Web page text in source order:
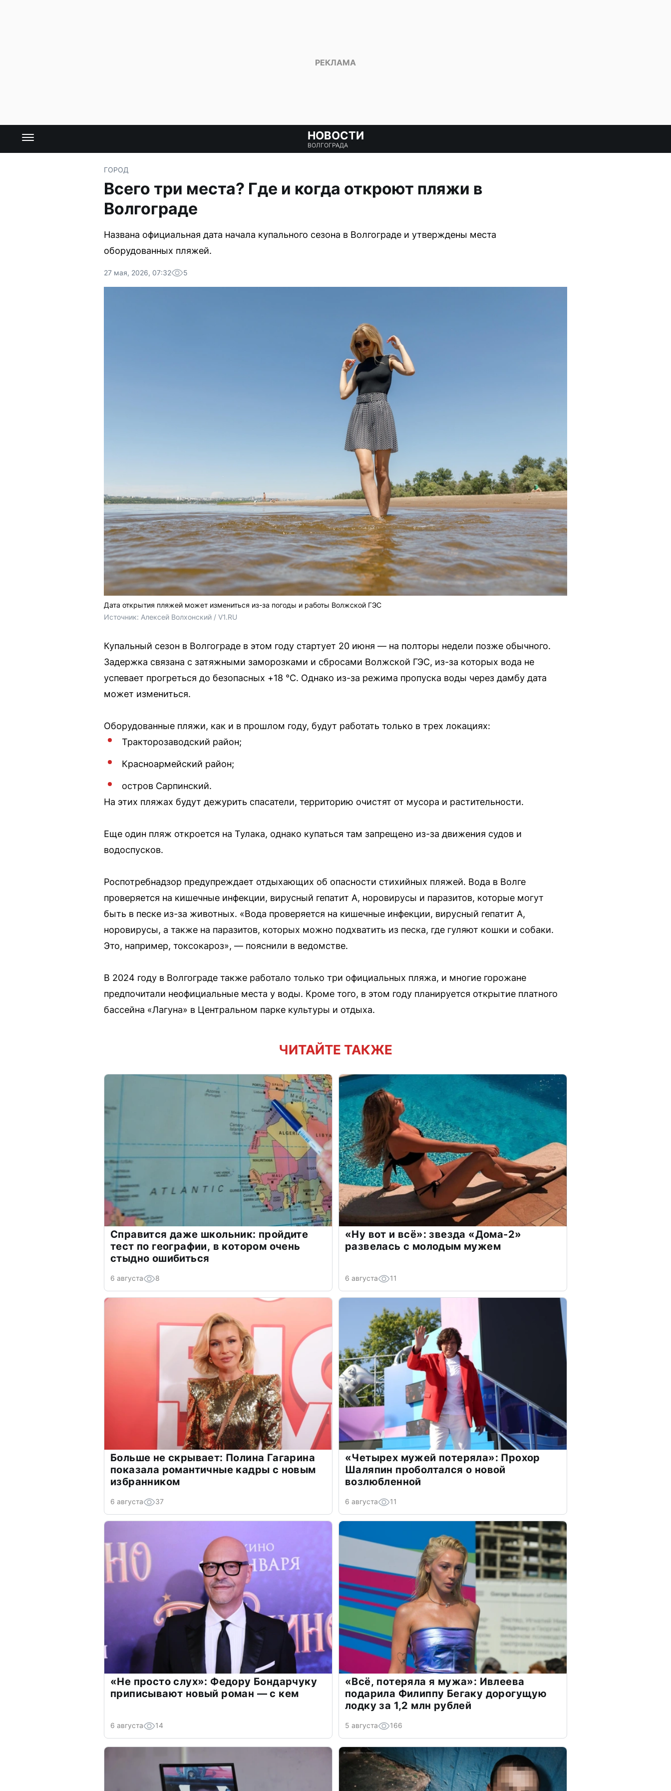
НОВОСТИ
ВОЛГОГРАДА
ГОРОД
Всего три места? Где и когда откроют пляжи в
Волгограде
Названа официальная дата начала купального сезона в Волгограде и утверждены места
оборудованных пляжей.
27 мая, 2026, 07:32 5
Дата открытия пляжей может измениться из-за погоды и работы Волжской ГЭС
Источник: Алексей Волхонский / V1.RU
Купальный сезон в Волгограде в этом году стартует 20 июня — на полторы недели позже обычного.
Задержка связана с затяжными заморозками и сбросами Волжской ГЭС, из-за которых вода не
успевает прогреться до безопасных +18 °C. Однако из-за режима пропуска воды через дамбу дата
может измениться.
Оборудованные пляжи, как и в прошлом году, будут работать только в трех локациях:
Тракторозаводский район;
Красноармейский район;
остров Сарпинский.
На этих пляжах будут дежурить спасатели, территорию очистят от мусора и растительности.
Еще один пляж откроется на Тулака, однако купаться там запрещено из-за движения судов и
водоспусков.
Роспотребнадзор предупреждает отдыхающих об опасности стихийных пляжей. Вода в Волге
проверяется на кишечные инфекции, вирусный гепатит А, норовирусы и паразитов, которые могут
быть в песке из-за животных. «Вода проверяется на кишечные инфекции, вирусный гепатит А,
норовирусы, а также на паразитов, которых можно подхватить из песка, где гуляют кошки и собаки.
Это, например, токсокароз», — пояснили в ведомстве.
В 2024 году в Волгограде также работало только три официальных пляжа, и многие горожане
предпочитали неофициальные места у воды. Кроме того, в этом году планируется открытие платного
бассейна «Лагуна» в Центральном парке культуры и отдыха.
ЧИТАЙТЕ ТАКЖЕ
Справится даже школьник: пройдите
тест по географии, в котором очень
стыдно ошибиться
6 августа 8
«Ну вот и всё»: звезда «Дома-2»
развелась с молодым мужем
6 августа 11
Больше не скрывает: Полина Гагарина
показала романтичные кадры с новым
избранником
6 августа 37
«Четырех мужей потеряла»: Прохор
Шаляпин проболтался о новой
возлюбленной
6 августа 11
«Не просто слух»: Федору Бондарчуку
приписывают новый роман — с кем
6 августа 14
«Всё, потеряла я мужа»: Ивлеева
подарила Филиппу Бегаку дорогущую
лодку за 1,2 млн рублей
5 августа 166